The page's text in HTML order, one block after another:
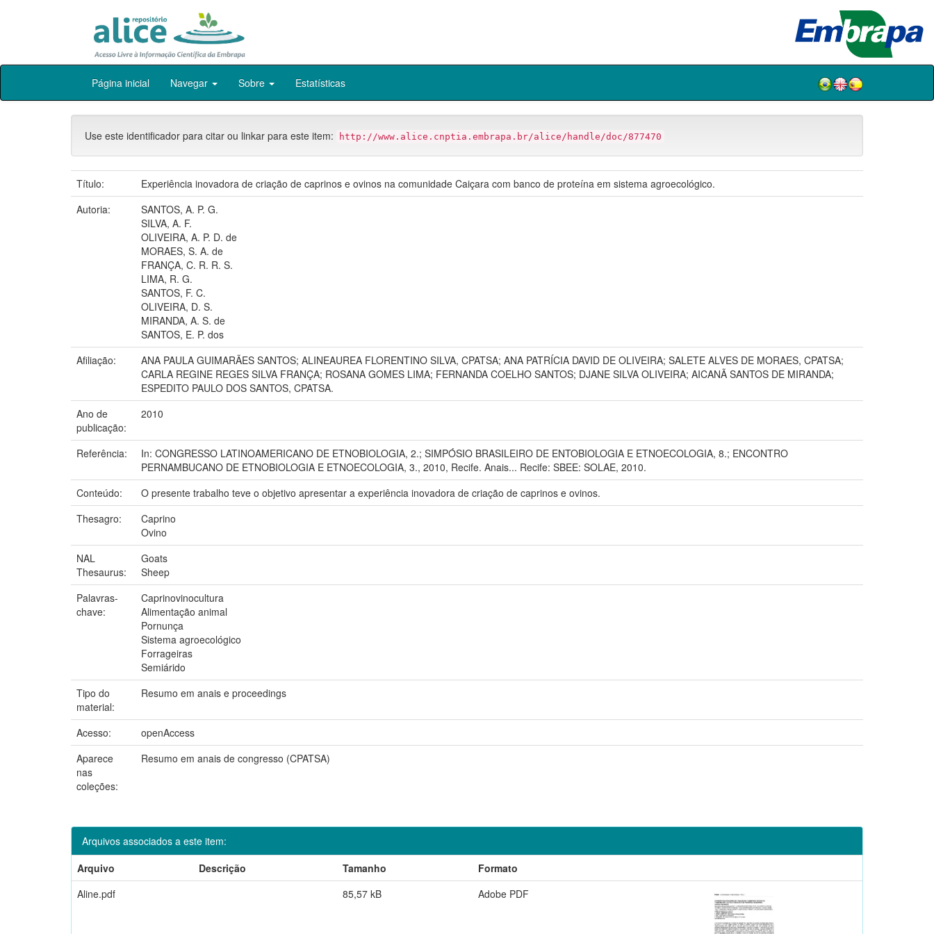
Skip
Página inicial Navegar Sobre Estatísticas
Use este identificador para citar ou linkar para este item: http://www.alice.cnptia.embrapa.br/alice/handle/doc/877470
Título:
Experiência inovadora de criação de caprinos e ovinos na comunidade Caiçara com banco de proteína em sistema agroecológico.
Autoria:
SANTOS, A. P. G.
SILVA, A. F.
OLIVEIRA, A. P. D. de
MORAES, S. A. de
FRANÇA, C. R. R. S.
LIMA, R. G.
SANTOS, F. C.
OLIVEIRA, D. S.
MIRANDA, A. S. de
SANTOS, E. P. dos
Afiliação:
ANA PAULA GUIMARÃES SANTOS; ALINEAUREA FLORENTINO SILVA, CPATSA; ANA PATRÍCIA DAVID DE OLIVEIRA; SALETE ALVES DE MORAES, CPATSA;
CARLA REGINE REGES SILVA FRANÇA; ROSANA GOMES LIMA; FERNANDA COELHO SANTOS; DJANE SILVA OLIVEIRA; AICANÃ SANTOS DE MIRANDA;
ESPEDITO PAULO DOS SANTOS, CPATSA.
Ano de
publicação:
2010
Referência:
In: CONGRESSO LATINOAMERICANO DE ETNOBIOLOGIA, 2.; SIMPÓSIO BRASILEIRO DE ENTOBIOLOGIA E ETNOECOLOGIA, 8.; ENCONTRO
PERNAMBUCANO DE ETNOBIOLOGIA E ETNOECOLOGIA, 3., 2010, Recife. Anais... Recife: SBEE: SOLAE, 2010.
Conteúdo:
O presente trabalho teve o objetivo apresentar a experiência inovadora de criação de caprinos e ovinos.
Thesagro:
Caprino
Ovino
NAL
Thesaurus:
Goats
Sheep
Palavras-
chave:
Caprinovinocultura
Alimentação animal
Pornunça
Sistema agroecológico
Forrageiras
Semiárido
Tipo do
material:
Resumo em anais e proceedings
Acesso:
openAccess
Aparece
nas
coleções:
Resumo em anais de congresso (CPATSA)
Arquivos associados a este item:
Arquivo
Descrição Tamanho
Formato
Aline.pdf
85,57 kB Adobe PDF